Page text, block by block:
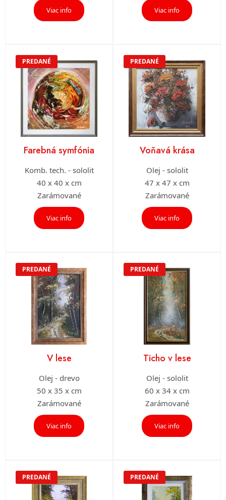
Viac info Viac info
PREDANÉ
Farebná symfónia
Komb. tech. - sololit
40 x 40 x cm
Zarámované
Viac info
PREDANÉ
Voňavá krása
Olej - sololit
47 x 47 x cm
Zarámované
Viac info
PREDANÉ
V lese
Olej - drevo
50 x 35 x cm
Zarámované
Viac info
PREDANÉ
Ticho v lese
Olej - sololit
60 x 34 x cm
Zarámované
Viac info
PREDANÉ PREDANÉ